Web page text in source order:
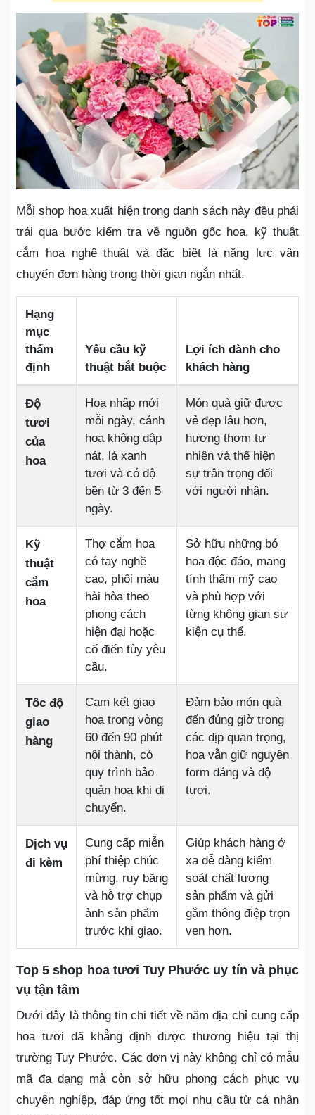
Mỗi shop hoa xuất hiện trong danh sách này đều phải
trải qua bước kiểm tra về nguồn gốc hoa, kỹ thuật
cắm hoa nghệ thuật và đặc biệt là năng lực vận
chuyển đơn hàng trong thời gian ngắn nhất.
Hạng
mục
thẩm
định
Yêu cầu kỹ
thuật bắt buộc
Lợi ích dành cho
khách hàng
Độ
tươi
của
hoa
Hoa nhập mới
mỗi ngày, cánh
hoa không dập
nát, lá xanh
tươi và có độ
bền từ 3 đến 5
ngày.
Món quà giữ được
vẻ đẹp lâu hơn,
hương thơm tự
nhiên và thể hiện
sự trân trọng đối
với người nhận.
Kỹ
thuật
cắm
hoa
Thợ cắm hoa
có tay nghề
cao, phối màu
hài hòa theo
phong cách
hiện đại hoặc
cổ điển tùy yêu
cầu.
Sở hữu những bó
hoa độc đáo, mang
tính thẩm mỹ cao
và phù hợp với
từng không gian sự
kiện cụ thể.
Tốc độ
giao
hàng
Cam kết giao
hoa trong vòng
60 đến 90 phút
nội thành, có
quy trình bảo
quản hoa khi di
chuyển.
Đảm bảo món quà
đến đúng giờ trong
các dịp quan trọng,
hoa vẫn giữ nguyên
form dáng và độ
tươi.
Dịch vụ
đi kèm
Cung cấp miễn
phí thiệp chúc
mừng, ruy băng
và hỗ trợ chụp
ảnh sản phẩm
trước khi giao.
Giúp khách hàng ở
xa dễ dàng kiểm
soát chất lượng
sản phẩm và gửi
gắm thông điệp trọn
vẹn hơn.
Top 5 shop hoa tươi Tuy Phước uy tín và phục
vụ tận tâm
Dưới đây là thông tin chi tiết về năm địa chỉ cung cấp
hoa tươi đã khẳng định được thương hiệu tại thị
trường Tuy Phước. Các đơn vị này không chỉ có mẫu
mã đa dạng mà còn sở hữu phong cách phục vụ
chuyên nghiệp, đáp ứng tốt mọi nhu cầu từ cá nhân